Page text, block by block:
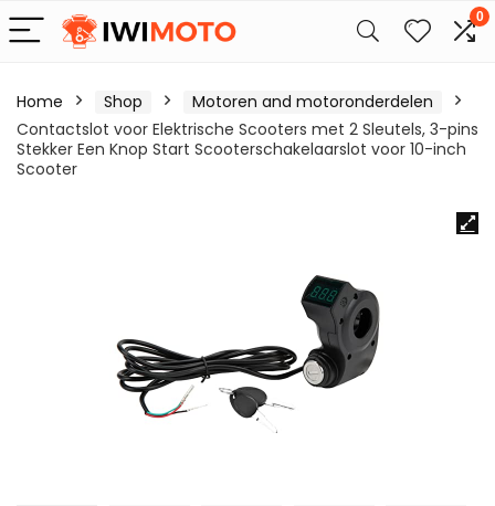
0
Home Shop
Motoren and motoronderdelen
Contactslot voor Elektrische Scooters met 2 Sleutels, 3-pins
Stekker Een Knop Start Scooterschakelaarslot voor 10-inch
Scooter